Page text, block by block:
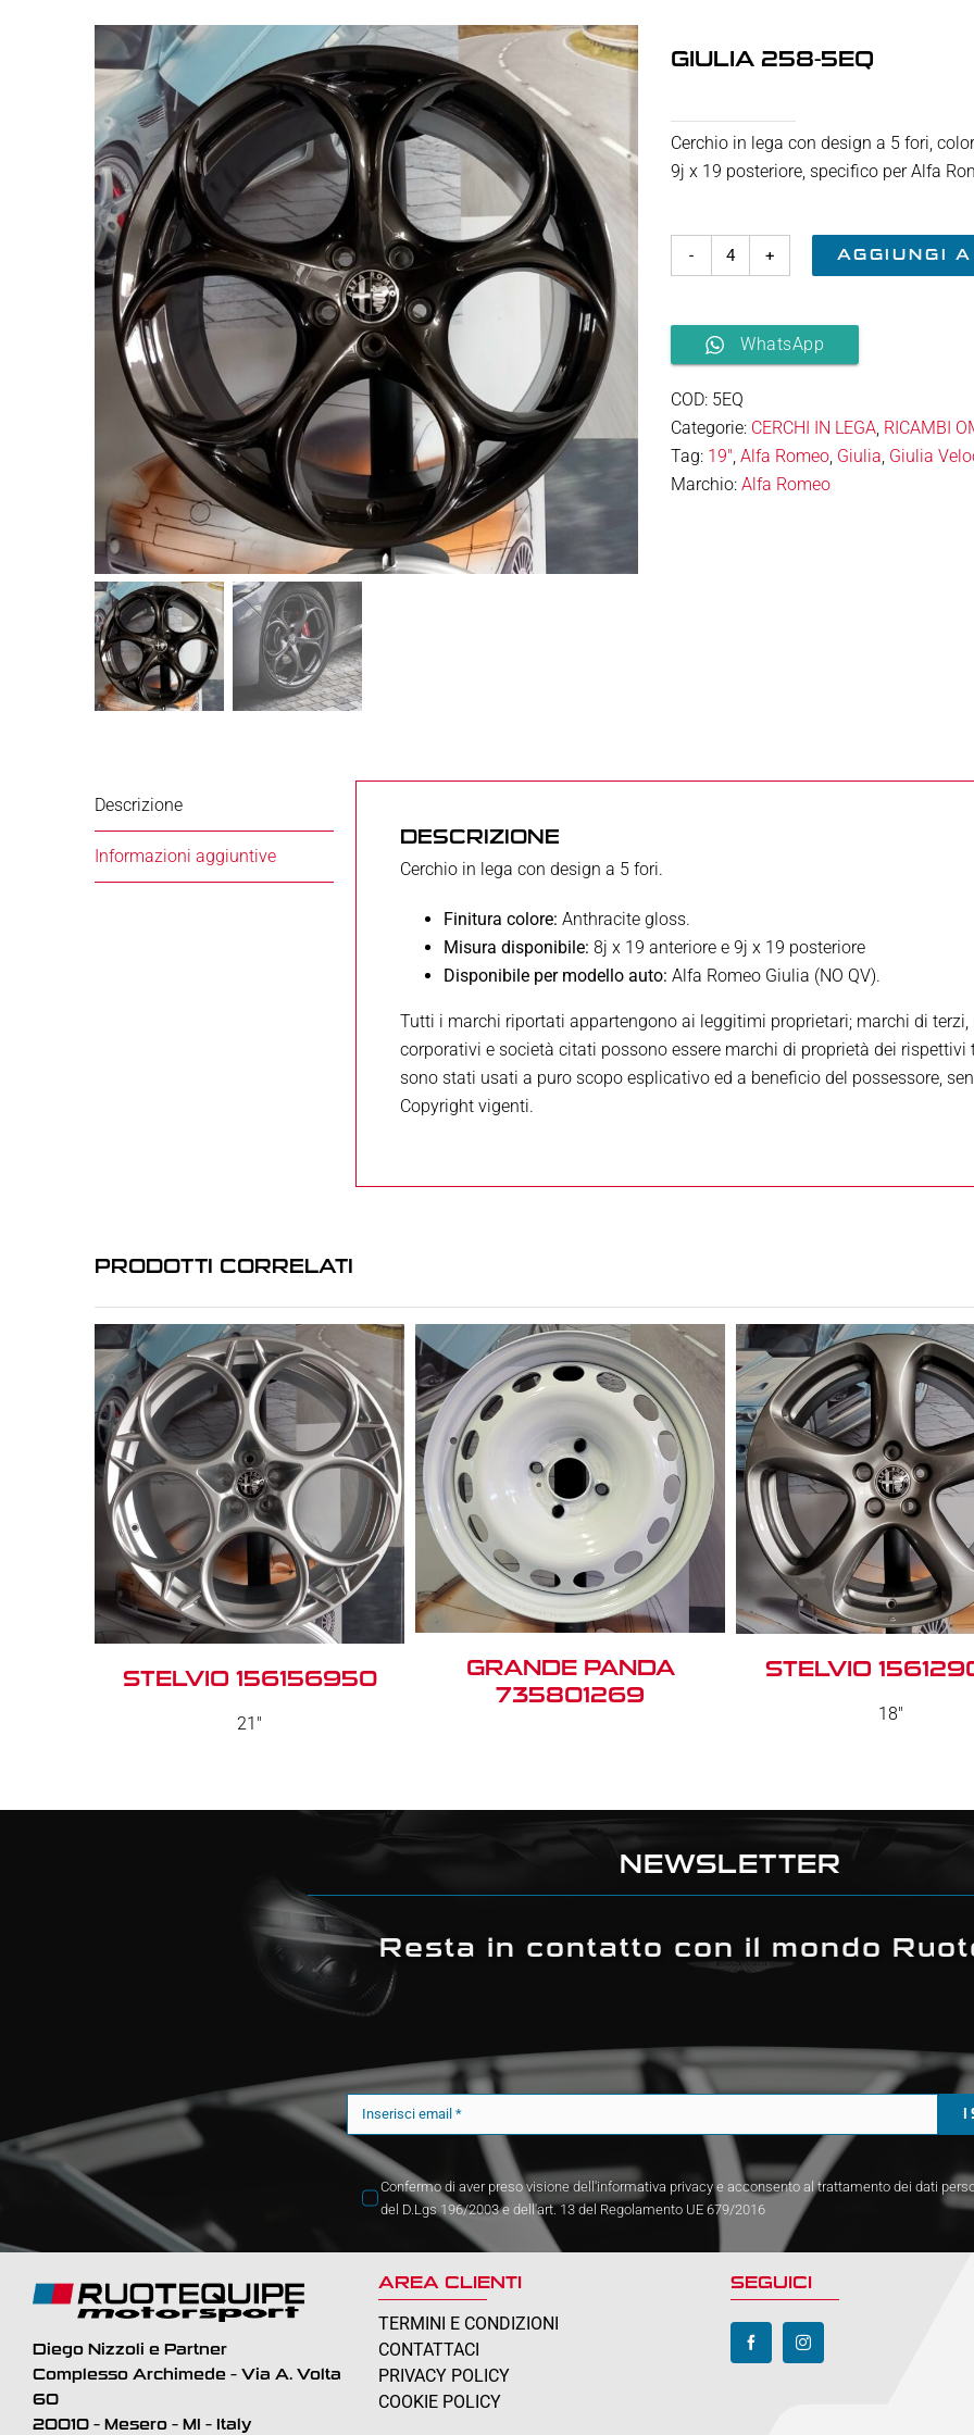
GIULIA 258-5EQ
Cerchio in lega con design a 5 fori,
9j x 19 posteriore, specifico per Alfa
GIULIA
5EQ
quantità
AGGIUNGI
WhatsApp
COD: 5EQ
Categorie: CERCHI IN LEGA, RICAMBI
Tag: 19", Alfa Romeo, Giulia, Giulia
Marchio: Alfa Romeo
Descrizione
Informazioni aggiuntive
DESCRIZIONE
Cerchio in lega con design a 5 fori.
Finitura colore: Anthracite gloss.
Misura disponibile: 8j x 19 anteriore e 9j x 19 posteriore
Disponibile per modello auto: Alfa Romeo Giulia (NO QV).
Tutti i marchi riportati appartengono ai leggitimi proprietari; marchi di
corporativi e società citati possono essere marchi di proprietà dei
sono stati usati a puro scopo esplicativo ed a beneficio del possessore,
Copyright vigenti.
PRODOTTI CORRELATI
STELVIO 156156950
21"
GRANDE PANDA
735801269
STELVIO
18"
NEWSLETTER
Resta in contatto con il mondo
Confermo di aver preso visione dell'informativa privacy e acconsento al trattamento dei dati
del D.Lgs 196/2003 e dell'art. 13 del Regolamento UE 679/2016
Diego Nizzoli e Partner
Complesso Archimede – Via A. Volta
60
20010 – Mesero – MI – Italy
AREA CLIENTI
TERMINI E CONDIZIONI
CONTATTACI
PRIVACY POLICY
COOKIE POLICY
SEGUICI